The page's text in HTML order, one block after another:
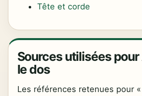
Tête et corde
Sources utilisées
le dos
Les références retenues pour